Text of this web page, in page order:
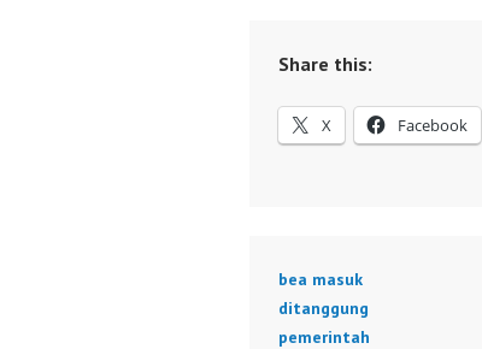
Share this:
X Facebook
bea masuk
ditanggung
pemerintah